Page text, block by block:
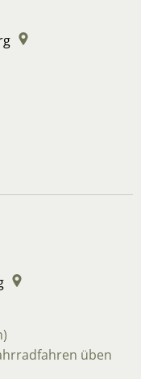
üben